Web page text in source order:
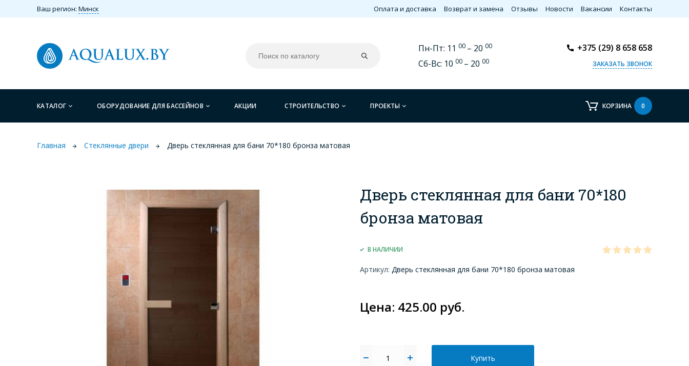
Ваш регион: Минск Оплата и доставка Возврат и замена Отзывы Новости Вакансии Контакты
Пн-Пт: 11 00 – 20 00
Сб-Вс: 10 00 – 20 00
+375 (29) 8 658 658
ЗАКАЗАТЬ ЗВОНОК
КАТАЛОГ ОБОРУДОВАНИЕ ДЛЯ БАССЕЙНОВ АКЦИИ СТРОИТЕЛЬСТВО ПРОЕКТЫ КОРЗИНА 0
Главная Стеклянные двери Дверь стеклянная для бани 70*180 бронза матовая
Дверь стеклянная для бани 70*180
бронза матовая
В НАЛИЧИИ
Артикул: Дверь стеклянная для бани 70*180 бронза матовая
Цена: 425.00 руб.
Купить